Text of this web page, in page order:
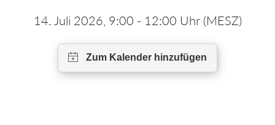
14. Juli 2026, 9:00 - 12:00 Uhr (MESZ)